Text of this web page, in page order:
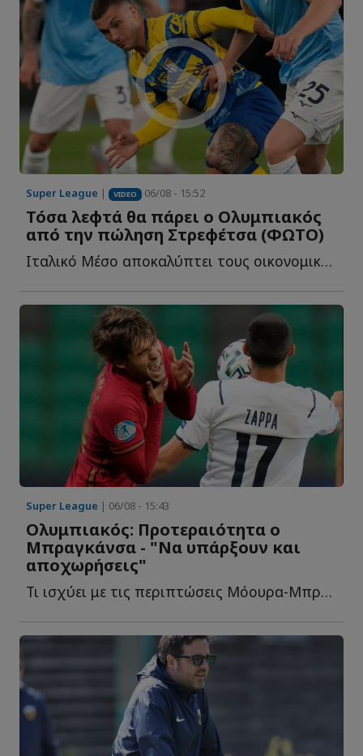
Super League | VIDEO 06/08 - 15:52
Τόσα λεφτά θα πάρει ο Ολυμπιακός
από την πώληση Στρεφέτσα (ΦΩΤΟ)
Ιταλικό Μέσο αποκαλύπτει τους οικονομικούς όρους της σ...
Super League | 06/08 - 15:43
Ολυμπιακός: Προτεραιότητα ο
Μπραγκάνσα - "Να υπάρξουν και
αποχωρήσεις"
Τι ισχύει με τις περιπτώσεις Μόουρα-Μπραγκάνσα, αποχωρήσεις κ...